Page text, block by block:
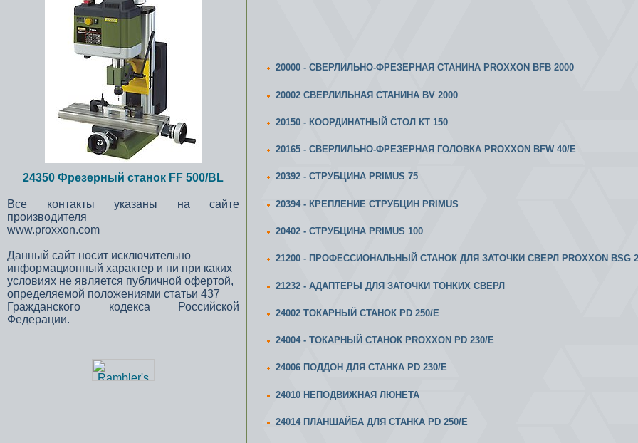
24350 Фрезерный станок FF 500/BL
Все контакты указаны на сайте
производителя
www.proxxon.com
Данный сайт носит исключительно
информационный характер и ни при каких
условиях не является публичной офертой,
определяемой положениями статьи 437
Гражданского кодекса Российской
Федерации.
20000 - СВЕРЛИЛЬНО-ФРЕЗЕРНАЯ СТАНИНА PROXXON BFB 2000
20002 СВЕРЛИЛЬНАЯ СТАНИНА BV 2000
20150 - КООРДИНАТНЫЙ СТОЛ КТ 150
20165 - СВЕРЛИЛЬНО-ФРЕЗЕРНАЯ ГОЛОВКА PROXXON BFW 40/Е
20392 - СТРУБЦИНА PRIMUS 75
20394 - КРЕПЛЕНИЕ СТРУБЦИН PRIMUS
20402 - СТРУБЦИНА PRIMUS 100
21200 - ПРОФЕССИОНАЛЬНЫЙ СТАНОК ДЛЯ ЗАТОЧКИ СВЕРЛ PROXXON BSG
21232 - АДАПТЕРЫ ДЛЯ ЗАТОЧКИ ТОНКИХ СВЕРЛ
24002 ТОКАРНЫЙ СТАНОК PD 250/E
24004 - ТОКАРНЫЙ СТАНОК PROXXON PD 230/Е
24006 ПОДДОН ДЛЯ СТАНКА PD 230/E
24010 НЕПОДВИЖНАЯ ЛЮНЕТА
24014 ПЛАНШАЙБА ДЛЯ СТАНКА PD 250/E